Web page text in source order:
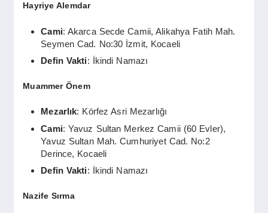
Hayriye Alemdar
Cami: Akarca Secde Camii, Alikahya Fatih Mah.
Seymen Cad. No:30 İzmit, Kocaeli
Defin Vakti: İkindi Namazı
Muammer Önem
Mezarlık: Körfez Asri Mezarlığı
Cami: Yavuz Sultan Merkez Camii (60 Evler),
Yavuz Sultan Mah. Cumhuriyet Cad. No:2
Derince, Kocaeli
Defin Vakti: İkindi Namazı
Nazife Sırma